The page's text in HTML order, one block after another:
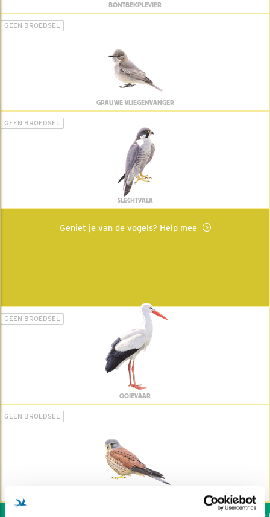
BONTBEKPLEVIER
GEEN BROEDSEL
GRAUWE VLIEGENVANGER
GEEN BROEDSEL
SLECHTVALK
Geniet je van de vogels? Help mee
GEEN BROEDSEL
OOIEVAAR
GEEN BROEDSEL